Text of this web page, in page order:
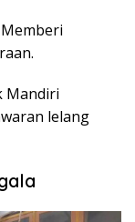
Mandiri
lelang